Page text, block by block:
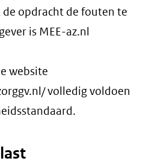
opdracht de fouten te
is MEE-az.nl
website
volledig voldoen